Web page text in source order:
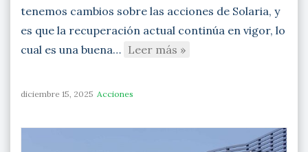
tenemos cambios sobre las acciones de Solaria, y
es que la recuperación actual continúa en vigor, lo
cual es una buena… Leer más »
diciembre 15, 2025 Acciones